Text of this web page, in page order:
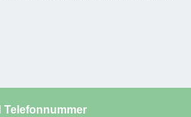
Telefonnummer